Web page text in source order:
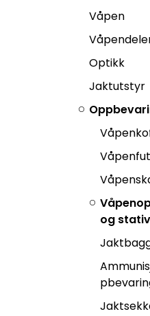
Våpen
Optikk
Jaktutstyr
og stativ